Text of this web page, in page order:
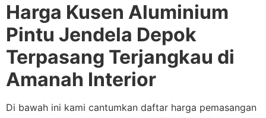
Harga Kusen Aluminium
Pintu Jendela Depok
Terpasang Terjangkau di
Amanah Interior
Di bawah ini kami cantumkan daftar harga pemasangan